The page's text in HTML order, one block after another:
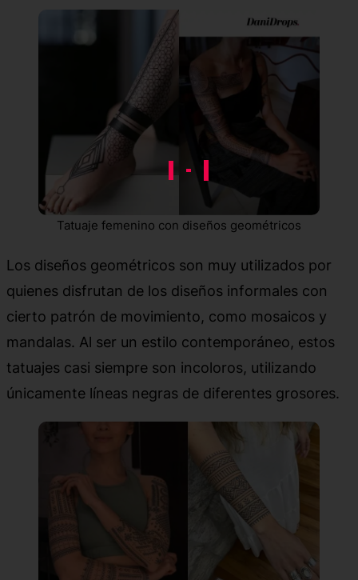
Tatuaje femenino con diseños geométricos
Los diseños geométricos son muy utilizados por
quienes disfrutan de los diseños informales con
cierto patrón de movimiento, como mosaicos y
mandalas. Al ser un estilo contemporáneo, estos
tatuajes casi siempre son incoloros, utilizando
únicamente líneas negras de diferentes grosores.